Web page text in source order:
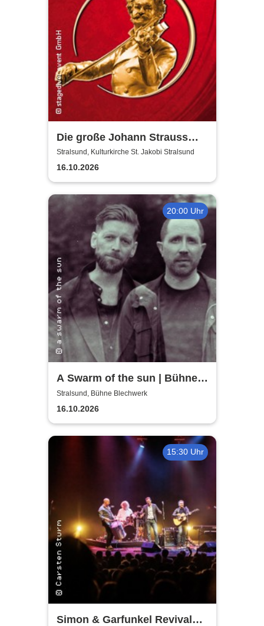
Die große Johann Strauss
Revue
Stralsund, Kulturkirche St. Jakobi Stralsund
16.10.2026
20:00 Uhr
A Swarm of the sun | Bühne
Blechwerk
Stralsund, Bühne Blechwerk
16.10.2026
15:30 Uhr
Simon & Garfunkel Revival